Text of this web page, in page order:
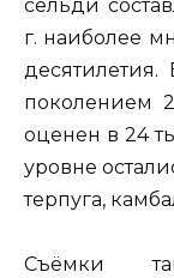
сельди
г. наиболее
десятилетия.
поколением
оценен в 24
уровне
терпуга,
Съёмки